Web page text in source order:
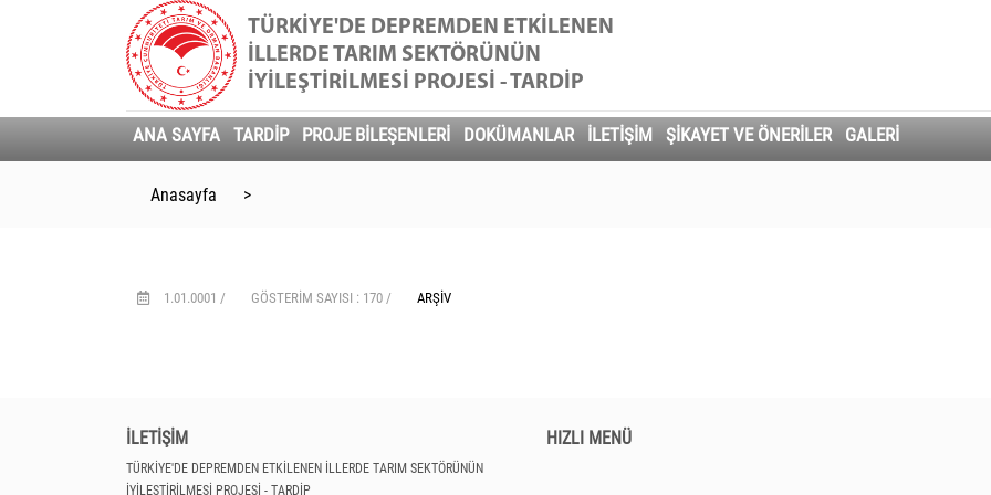
TÜRKİYE'DE DEPREMDEN ETKİLENEN
İLLERDE TARIM SEKTÖRÜNÜN
İYİLEŞTİRİLMESİ PROJESİ - TARDİP
ANA SAYFA TARDİP PROJE BİLEŞENLERİ DOKÜMANLAR İLETİŞİM ŞİKAYET VE ÖNERİLER GALERİ
Anasayfa >
1.01.0001 / GÖSTERIM SAYISI : 170 / ARŞIV
İLETİŞİM
TÜRKİYE'DE DEPREMDEN ETKİLENEN İLLERDE TARIM SEKTÖRÜNÜN
İYİLEŞTİRİLMESİ PROJESİ - TARDİP
HIZLI MENÜ